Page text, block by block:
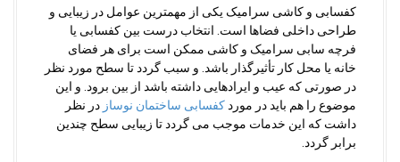
کفسابی و کاشی سرامیک یکی از مهمترین عوامل در زیبایی و
طراحی داخلی فضاها است. انتخاب درست بین کفسابی یا
فرچه سابی سرامیک و کاشی ممکن است برای هر فضای
خانه یا محل کار تأثیرگذار باشد. و سبب گردد تا سطح مورد نظر
در صورتی که عیب و ایرادهایی داشته باشد از بین برود. و این
موضوع را هم باید در مورد کفسابی ساختمان نوساز در نظر
داشت که این خدمات موجب می گردد تا زیبایی سطح چندین
برابر گردد.